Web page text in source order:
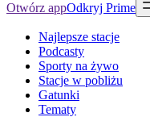
Otwórz appOdkryj Prime
Najlepsze stacje
Podcasty
Sporty na żywo
Stacje w pobliżu
Gatunki
Tematy